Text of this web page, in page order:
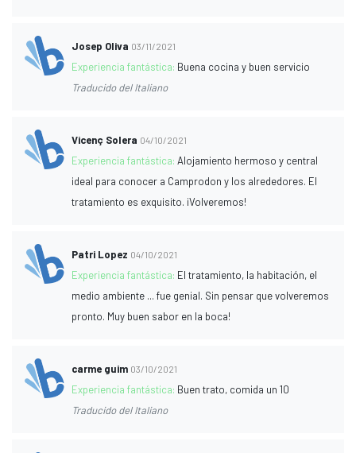
Josep Oliva 03/11/2021
Experiencia fantástica: Buena cocina y buen servicio
Traducido del Italiano
Vicenç Solera 04/10/2021
Experiencia fantástica:Alojamiento hermoso y central
ideal para conocer a Camprodon y los alrededores. El
tratamiento es exquisito. ¡Volveremos!
Patri Lopez 04/10/2021
Experiencia fantástica: El tratamiento, la habitación, el
medio ambiente ... fue genial. Sin pensar que volveremos
pronto. Muy buen sabor en la boca!
carme guim 03/10/2021
Experiencia fantástica: Buen trato, comida un 10
Traducido del Italiano